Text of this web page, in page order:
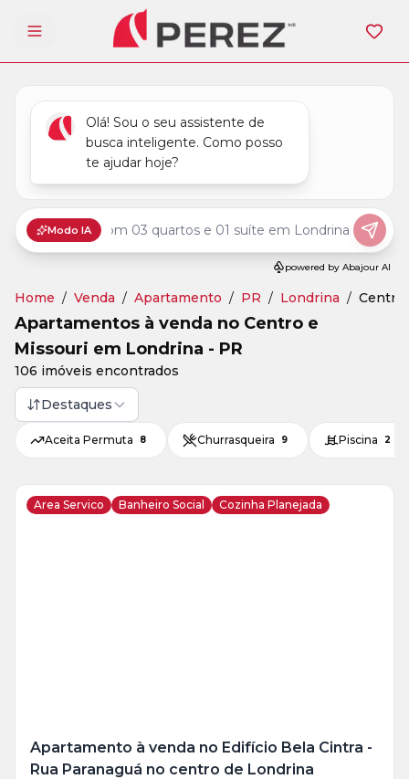
Abrir menu
Home / Venda / Apartamento / PR / Londrina /
Apartamentos à venda no Centro e
Missouri em Londrina - PR
106 imóveis encontrados
Destaques
Aceita Permuta 8 Churrasqueira 9 Piscina 2
Area Servico Banheiro Social Cozinha Planejada
Apartamento à venda no Edifício Bela Cintra -
Rua Paranaguá no centro de Londrina